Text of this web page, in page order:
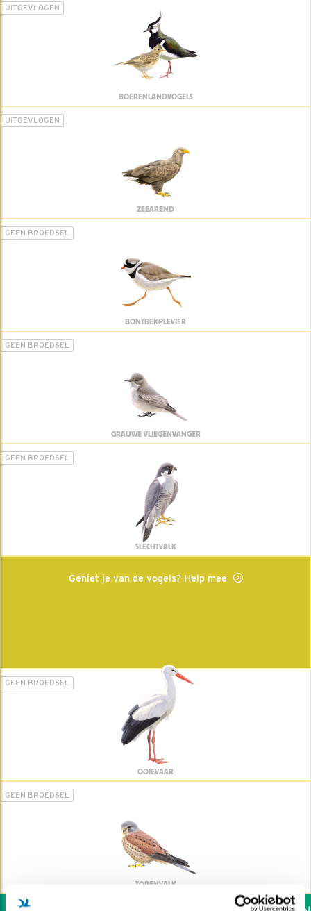
UITGEVLOGEN
BOERENLANDVOGELS
UITGEVLOGEN
ZEEAREND
GEEN BROEDSEL
BONTBEKPLEVIER
GEEN BROEDSEL
GRAUWE VLIEGENVANGER
GEEN BROEDSEL
SLECHTVALK
Geniet je van de vogels? Help mee
GEEN BROEDSEL
OOIEVAAR
GEEN BROEDSEL
TORENVALK